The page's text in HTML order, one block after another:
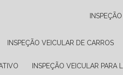
INSPEÇÃO VEICULAR DE CARROS
INSPEÇÃO VEICULAR PARA